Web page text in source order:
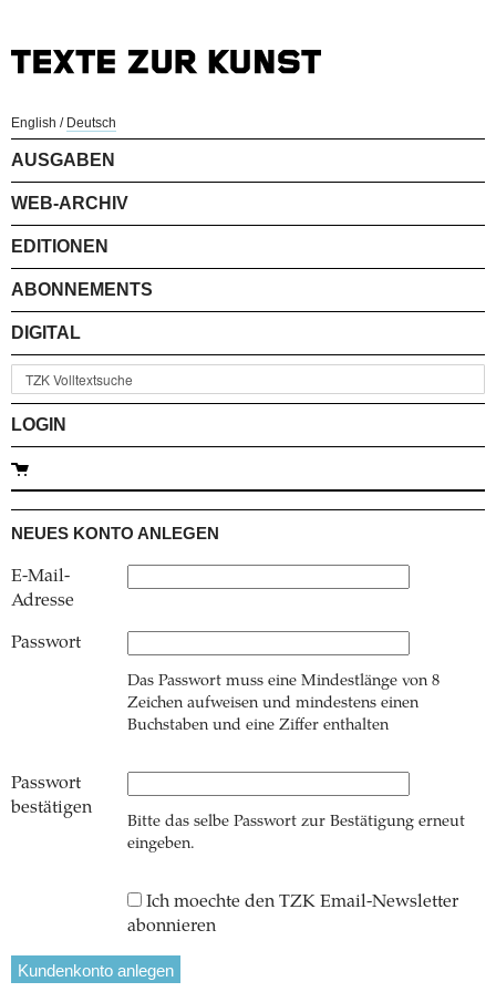
English / Deutsch
AUSGABEN
WEB-ARCHIV
EDITIONEN
ABONNEMENTS
DIGITAL
LOGIN
NEUES KONTO ANLEGEN
E-Mail-
Adresse
Passwort
Das Passwort muss eine Mindestlänge von 8
Zeichen aufweisen und mindestens einen
Buchstaben und eine Ziffer enthalten
Passwort
bestätigen
Bitte das selbe Passwort zur Bestätigung erneut
eingeben.
Ich moechte den TZK Email-Newsletter
abonnieren